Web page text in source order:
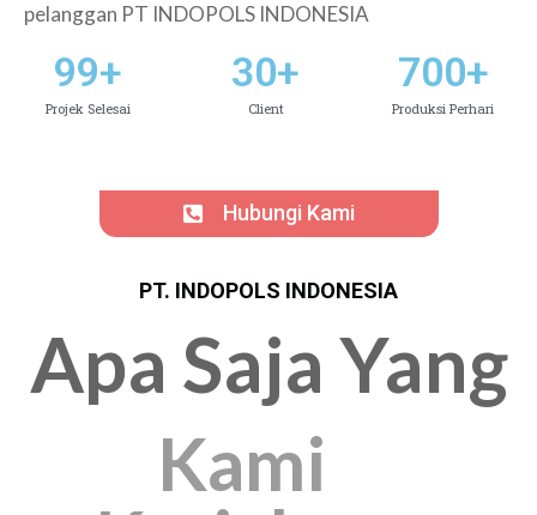
pelanggan PT INDOPOLS INDONESIA
Hubungi Kami
99+
Projek Selesai
30+
Client
700+
Produksi Perhari
PT. INDOPOLS INDONESIA
Apa Saja Yang
Kami